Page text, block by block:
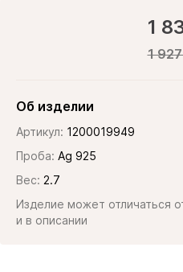
1
1
Об изделии
Артикул: 1200019949
Проба: Ag 925
Вес: 2.7
Изделие может отличаться
и в описании